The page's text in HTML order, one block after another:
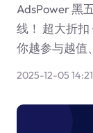
AdsPower 黑
线！ 超大折扣
你越参与越值
2025-12-05 14:21